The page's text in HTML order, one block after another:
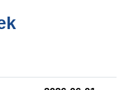
dla dwóch i/lub trzech